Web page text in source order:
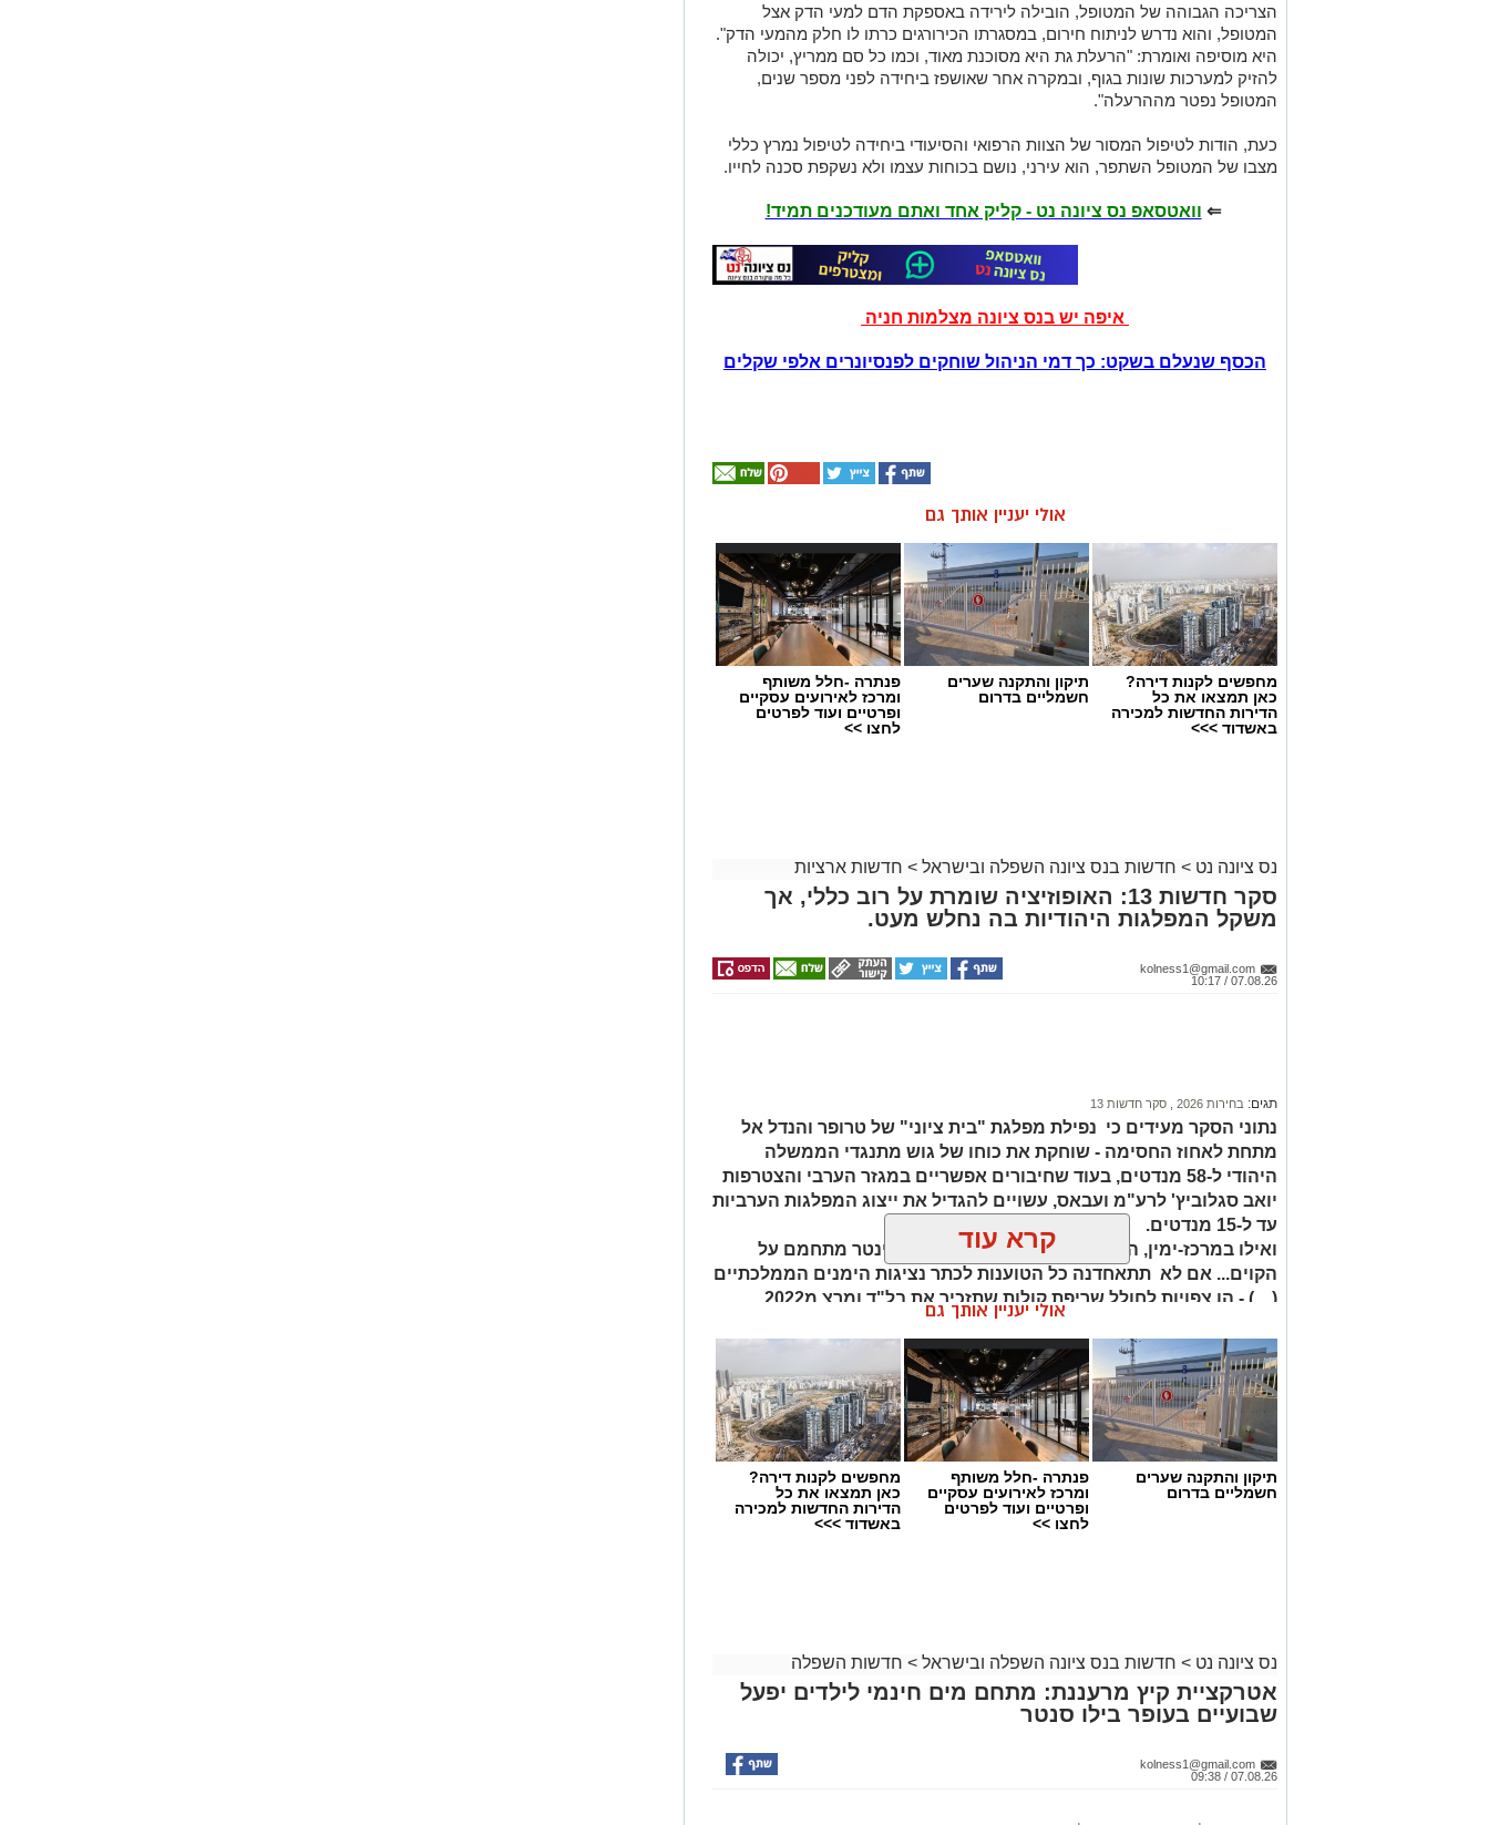
הצריכה הגבוהה של המטופל, הובילה לירידה באספקת הדם למעי הדק אצל
המטופל, והוא נדרש לניתוח חירום, במסגרתו הכירורגים כרתו לו חלק מהמעי הדק".
היא מוסיפה ואומרת: "הרעלת גת היא מסוכנת מאוד, וכמו כל סם ממריץ, יכולה
להזיק למערכות שונות בגוף, ובמקרה אחר שאושפז ביחידה לפני מספר שנים,
המטופל נפטר מההרעלה".
כעת, הודות לטיפול המסור של הצוות הרפואי והסיעודי ביחידה לטיפול נמרץ כללי
מצבו של המטופל השתפר, הוא עירני, נושם בכוחות עצמו ולא נשקפת סכנה לחייו.
⇐ וואטסאפ נס ציונה נט - קליק אחד ואתם מעודכנים תמיד!
איפה יש בנס ציונה מצלמות חניה
הכסף שנעלם בשקט: כך דמי הניהול שוחקים לפנסיונרים אלפי שקלים
אולי יעניין אותך גם
מחפשים לקנות דירה?
כאן תמצאו את כל
הדירות החדשות למכירה
באשדוד >>>
תיקון והתקנה שערים
חשמליים בדרום
פנתרה -חלל משותף
ומרכז לאירועים עסקיים
ופרטיים ועוד לפרטים
לחצו >>
נס ציונה נט > חדשות בנס ציונה השפלה ובישראל > חדשות ארציות
סקר חדשות 13: האופוזיציה שומרת על רוב כללי, אך
משקל המפלגות היהודיות בה נחלש מעט.
kolness1@gmail.com
07.08.26 / 10:17
תגים: בחירות 2026 סקר חדשות 13
נתוני הסקר מעידים כי נפילת מפלגת "בית ציוני" של טרופר והנדל אל
מתחת לאחוז החסימה - שוחקת את כוחו של גוש מתנגדי הממשלה
היהודי ל-58 מנדטים, בעוד שחיבורים אפשריים במגזר הערבי והצטרפות
יואב סגלוביץ' לרע"מ ועבאס, עשויים להגדיל את ייצוג המפלגות הערביות
עד ל-15 מנדטים.
ואילו במרכז-ימין, הקמת מפלגתו של ארדן וכאשר וינטר מתחמם על
הקוים... אם לא תתאחדנה כל הטוענות לכתר נציגות הימנים הממלכתיים
(....) - הן צפויות לחולל שריפת קולות שתזכיר את בל"ד ומרצ מ2022
אבי בן דוד + צ'אט גפט
קרא עוד
אולי יעניין אותך גם
תיקון והתקנה שערים
חשמליים בדרום
פנתרה -חלל משותף
ומרכז לאירועים עסקיים
ופרטיים ועוד לפרטים
לחצו >>
מחפשים לקנות דירה?
כאן תמצאו את כל
הדירות החדשות למכירה
באשדוד >>>
נס ציונה נט > חדשות בנס ציונה השפלה ובישראל > חדשות השפלה
אטרקציית קיץ מרעננת: מתחם מים חינמי לילדים יפעל
שבועיים בעופר בילו סנטר
kolness1@gmail.com
07.08.26 / 09:38